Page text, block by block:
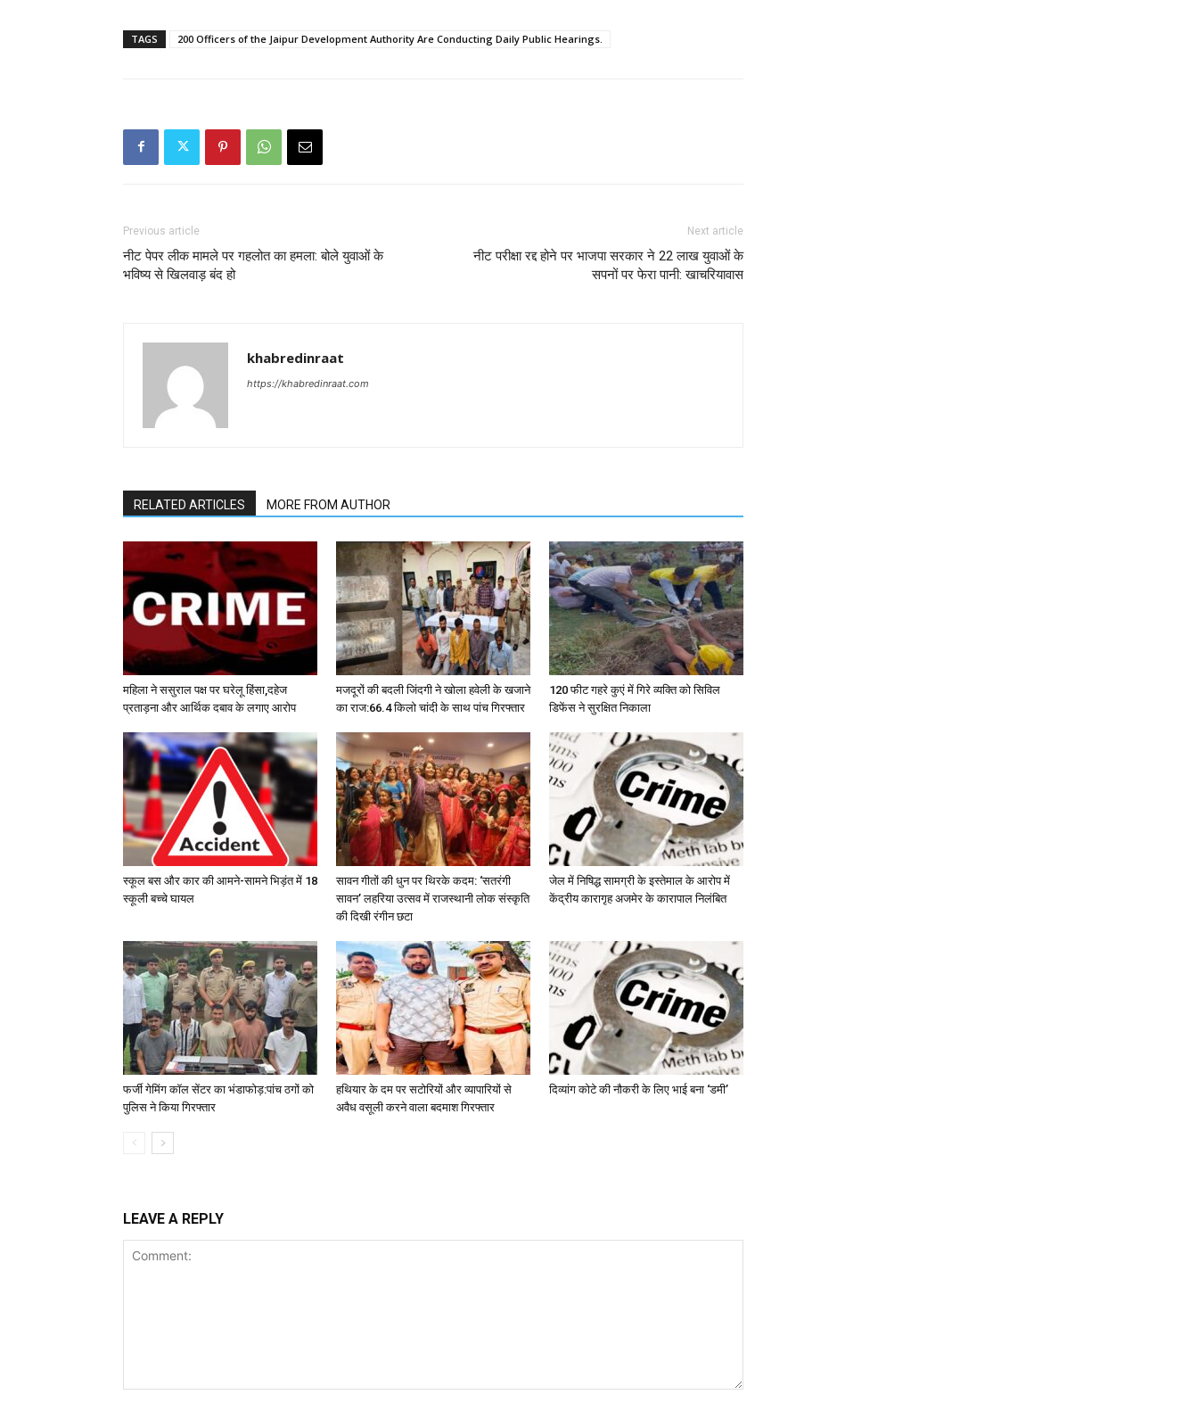
TAGS 200 Officers of the Jaipur Development Authority Are Conducting Daily Public Hearings.
Previous article
नीट पेपर लीक मामले पर गहलोत का हमला: बोले युवाओं के
भविष्य से खिलवाड़ बंद हो
Next article
नीट परीक्षा रद्द होने पर भाजपा सरकार ने 22 लाख युवाओं के
सपनों पर फेरा पानी: खाचरियावास
khabredinraat
https://khabredinraat.com
RELATED ARTICLES MORE FROM AUTHOR
महिला ने ससुराल पक्ष पर घरेलू हिंसा,दहेज
प्रताड़ना और आर्थिक दबाव के लगाए आरोप
मजदूरों की बदली जिंदगी ने खोला हवेली के खजाने
का राज:66.4 किलो चांदी के साथ पांच गिरफ्तार
120 फीट गहरे कुएं में गिरे व्यक्ति को सिविल
डिफेंस ने सुरक्षित निकाला
स्कूल बस और कार की आमने-सामने भिड़ंत में 18
स्कूली बच्चे घायल
सावन गीतों की धुन पर थिरके कदम: ‘सतरंगी
सावन’ लहरिया उत्सव में राजस्थानी लोक संस्कृति
की दिखी रंगीन छटा
जेल में निषिद्ध सामग्री के इस्तेमाल के आरोप में
केंद्रीय कारागृह अजमेर के कारापाल निलंबित
फर्जी गेमिंग कॉल सेंटर का भंडाफोड़:पांच ठगों को
पुलिस ने किया गिरफ्तार
हथियार के दम पर सटोरियों और व्यापारियों से
अवैध वसूली करने वाला बदमाश गिरफ्तार
दिव्यांग कोटे की नौकरी के लिए भाई बना ‘डमी’
LEAVE A REPLY